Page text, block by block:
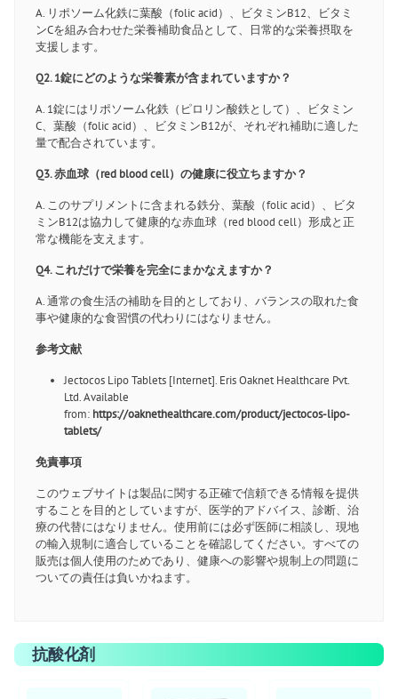
A. リポソーム化鉄に葉酸（folic acid）、ビタミンB12、ビタミ
ンCを組み合わせた栄養補助食品として、日常的な栄養摂取を
支援します。
Q2. 1錠にどのような栄養素が含まれていますか？
A. 1錠にはリポソーム化鉄（ピロリン酸鉄として）、ビタミン
C、葉酸（folic acid）、ビタミンB12が、それぞれ補助に適した
量で配合されています。
Q3. 赤血球（red blood cell）の健康に役立ちますか？
A. このサプリメントに含まれる鉄分、葉酸（folic acid）、ビタ
ミンB12は協力して健康的な赤血球（red blood cell）形成と正
常な機能を支えます。
Q4. これだけで栄養を完全にまかなえますか？
A. 通常の食生活の補助を目的としており、バランスの取れた食
事や健康的な食習慣の代わりにはなりません。
参考文献
Jectocos Lipo Tablets [Internet]. Eris Oaknet Healthcare Pvt.
Ltd. Available
from: https://oaknethealthcare.com/product/jectocos-lipo-
tablets/
免責事項
このウェブサイトは製品に関する正確で信頼できる情報を提供
することを目的としていますが、医学的アドバイス、診断、治
療の代替にはなりません。使用前には必ず医師に相談し、現地
の輸入規制に適合していることを確認してください。すべての
販売は個人使用のためであり、健康への影響や規制上の問題に
ついての責任は負いかねます。
抗酸化剤